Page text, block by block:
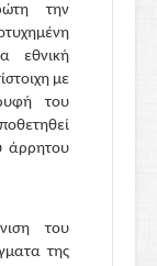
την
εθνική
με
του
άρρητου
του
της